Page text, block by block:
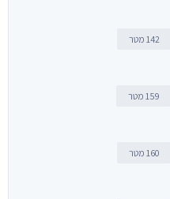
142 מטר
159 מטר
160 מטר